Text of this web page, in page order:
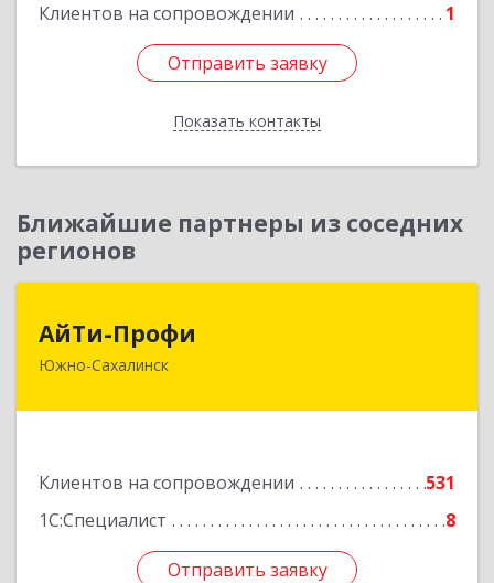
Клиентов на сопровождении 1
Отправить заявку
Показать контакты
Подробнее
Отправить заявку
Назад
Ближайшие партнеры из соседних
регионов
АйТи-Профи
Южно-Сахалинск
Клиентов на сопровождении
531
1С:Специалист
8
Отправить заявку
693023, Сахалинская обл, город Южно-
Подробнее
Отправить заявку